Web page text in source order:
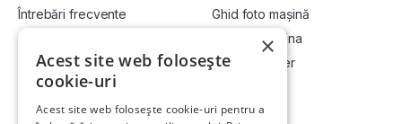
Întrebări frecvente
Cum vând la licitație?
Ghid foto mașină
Vinde-ți mașina
Devino dealer
×
Acest site web folosește
cookie-uri
Acest site web folosește cookie-uri pentru a